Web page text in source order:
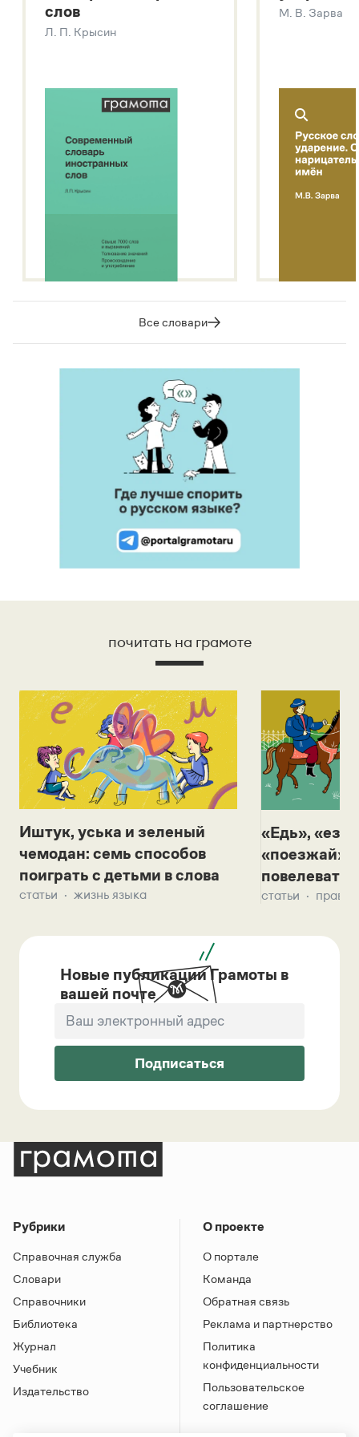
Звук – технология синтеза платформы
SaluteSpeech
слов
Л. П. Крысин
М. В. Зарва
Все словари
почитать на грамоте
Иштук, уська и зеленый
чемодан: семь способов
поиграть с детьми в слова
статьи жизнь языка
«Едь»,
«поезжай»?
повелевать
статьи
Новые публикации Грамоты в
вашей почте
Подписаться
Рубрики
Справочная служба
Словари
Справочники
Библиотека
Журнал
Учебник
Издательство
О проекте
О портале
Команда
Обратная связь
Реклама и партнерство
Политика
конфиденциальности
Пользовательское
соглашение